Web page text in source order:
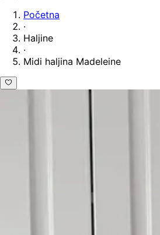
Početna
·
Haljine
·
Midi haljina Madeleine